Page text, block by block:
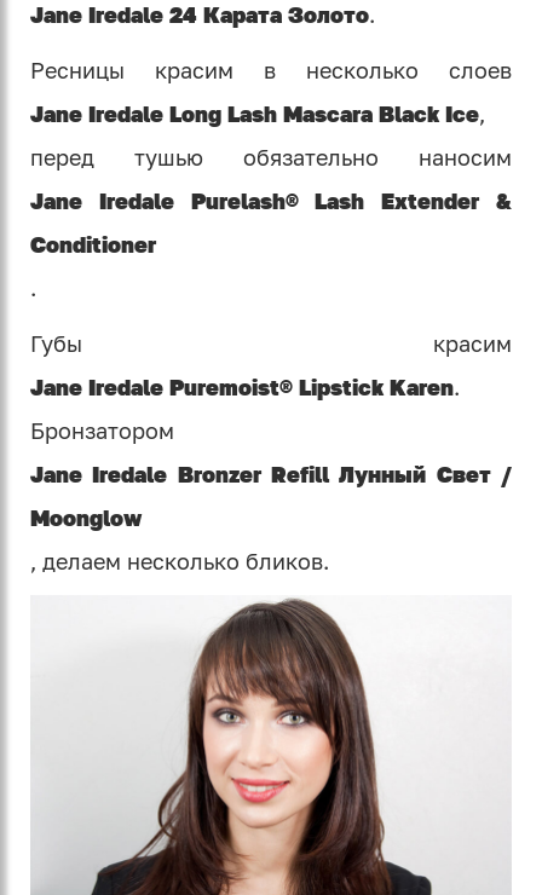
Jane Iredale 24 Карата Золото.
Ресницы красим в несколько слоев
Jane Iredale Long Lash Mascara Black Ice,
перед тушью обязательно наносим
Jane Iredale Purelash® Lash Extender &
Conditioner
.
Губы красим
Jane Iredale Puremoist® Lipstick Karen.
Бронзатором
Jane Iredale Bronzer Refill Лунный Свет /
Moonglow
, делаем несколько бликов.